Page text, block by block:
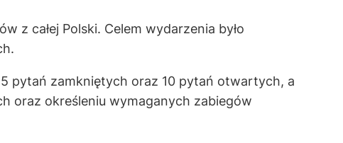
z całej Polski. Celem wydarzenia było
pytań zamkniętych oraz 10 pytań otwartych, a
oraz określeniu wymaganych zabiegów